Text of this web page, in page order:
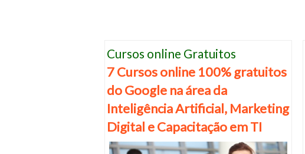
Cursos online Gratuitos
7 Cursos online 100% gratuitos
do Google na área da
Inteligência Artificial, Marketing
Digital e Capacitação em TI